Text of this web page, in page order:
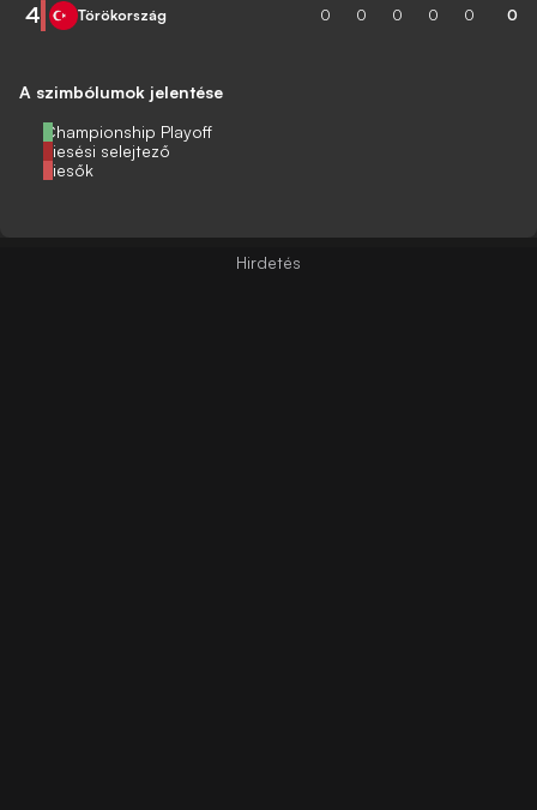
A szimbólumok jelentése
Championship Playoff
Kiesési selejtező
Kiesők
4 Törökország 0 0 0 0 0 0